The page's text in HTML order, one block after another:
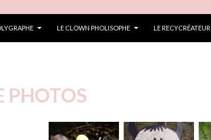
LE CLOWN PHOLISOPHE LE RECYCRÉATEUR
PHOTOS